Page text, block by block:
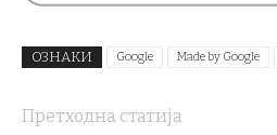
ОЗНАКИ Google Made by Google
Претходна статија